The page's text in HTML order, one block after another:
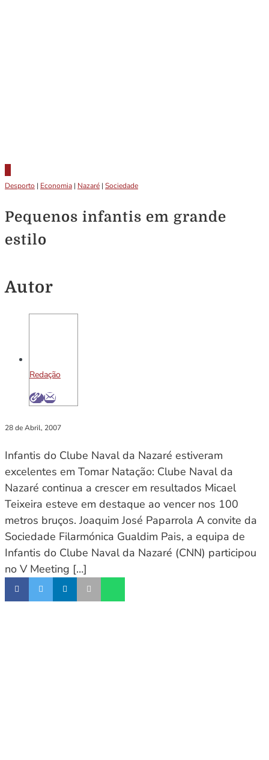
Desporto | Economia | Nazaré | Sociedade
Pequenos infantis em grande
estilo
Autor
Redação
28 de Abril, 2007
Infantis do Clube Naval da Nazaré estiveram
excelentes em Tomar Natação: Clube Naval da
Nazaré continua a crescer em resultados Micael
Teixeira esteve em destaque ao vencer nos 100
metros bruços. Joaquim José Paparrola A convite da
Sociedade Filarmónica Gualdim Pais, a equipa de
Infantis do Clube Naval da Nazaré (CNN) participou
no V Meeting […]